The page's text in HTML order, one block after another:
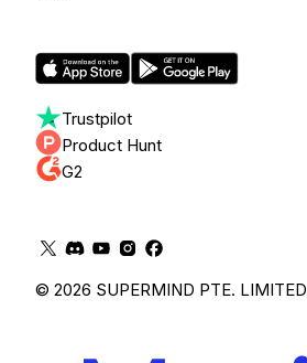
Trustpilot
Product Hunt
G2
© 2026 SUPERMIND PTE. LIMITED